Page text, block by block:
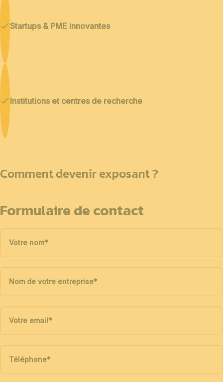
Startups & PME innovantes
Institutions et centres de recherche
Comment devenir exposant ?
Formulaire de contact
Votre nom*
Nom de votre entreprise*
Votre email*
Téléphone*